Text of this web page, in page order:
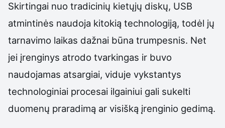
Skirtingai nuo tradicinių kietųjų diskų, USB
atmintinės naudoja kitokią technologiją, todėl jų
tarnavimo laikas dažnai būna trumpesnis. Net
jei įrenginys atrodo tvarkingas ir buvo
naudojamas atsargiai, viduje vykstantys
technologiniai procesai ilgainiui gali sukelti
duomenų praradimą ar visišką įrenginio gedimą.